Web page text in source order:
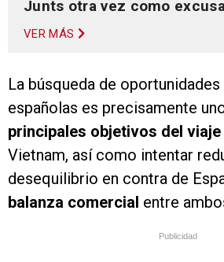
Junts otra vez como
VER MÁS
La búsqueda de
españolas es precisamente
principales objetivos del viaje
Vietnam, así como intentar
desequilibrio en contra de
balanza comercial entre
Publicidad